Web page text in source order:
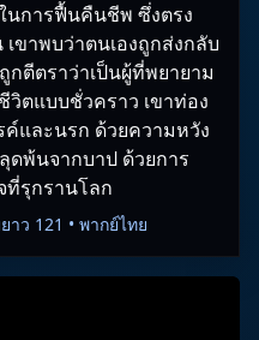
นการฟื้นคืนชีพ ซึ่งตรง
ขาพบว่าตนเองถูกส่งกลับ
ตีตราว่าเป็นผู้ที่พยายาม
ตแบบชั่วคราว เขาท่อง
ค์และนรก ด้วยความหวัง
ดพ้นจากบาป ด้วยการ
ที่รุกรานโลก
าว 121 • พากย์ไทย